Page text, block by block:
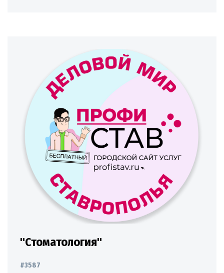
"Стоматология"
#3587